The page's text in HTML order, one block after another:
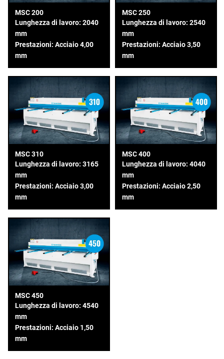
MSC 200
Lunghezza di lavoro: 2040
mm
Prestazioni: Acciaio 4,00
mm
MSC 250
Lunghezza di lavoro: 2540
mm
Prestazioni: Acciaio 3,50
mm
MSC 310
Lunghezza di lavoro: 3165
mm
Prestazioni: Acciaio 3,00
mm
MSC 400
Lunghezza di lavoro: 4040
mm
Prestazioni: Acciaio 2,50
mm
MSC 450
Lunghezza di lavoro: 4540
mm
Prestazioni: Acciaio 1,50
mm